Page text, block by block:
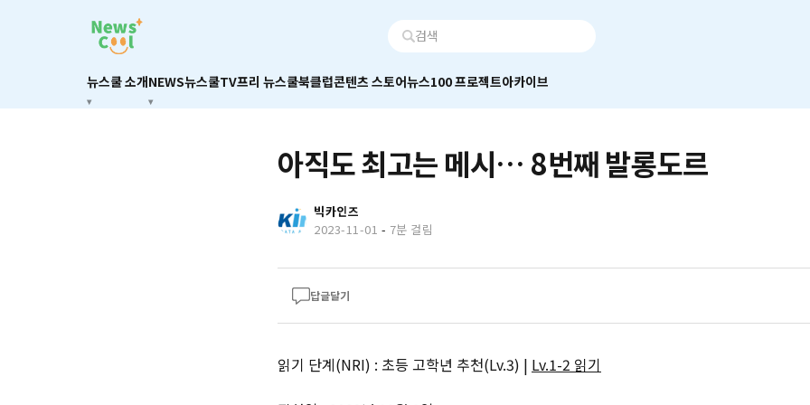
뉴스쿨 소개NEWS뉴스쿨TV프리 뉴스쿨북클럽콘텐츠 스토어뉴스100 프로젝트아카이브
아직도 최고는 메시… 8번째 발롱도르
빅카인즈
2023-11-01 - 7분 걸림
답글달기
읽기 단계(NRI) : 초등 고학년 추천(Lv.3) | Lv.1-2 읽기